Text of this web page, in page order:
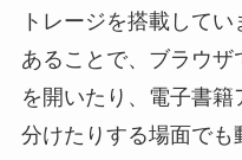
トレージを搭載して
あることで、ブラウ
を開いたり、電子書
分けたりする場面で